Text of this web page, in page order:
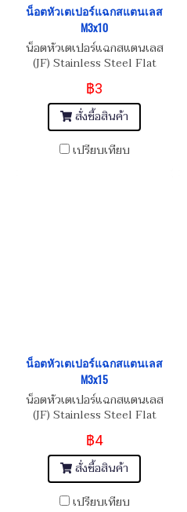
น็อตหัวเตเปอร์แฉกสแตนเลส
M3x10
น็อตหัวเตเปอร์แฉกสแตนเลส
(JF) Stainless Steel Flat
M3x0.5x10
฿3
สั่งซื้อสินค้า
เปรียบเทียบ
น็อตหัวเตเปอร์แฉกสแตนเลส
M3x15
น็อตหัวเตเปอร์แฉกสแตนเลส
(JF) Stainless Steel Flat
Phillip Taper Head Screw
M3x0.5x15
฿4
สั่งซื้อสินค้า
เปรียบเทียบ